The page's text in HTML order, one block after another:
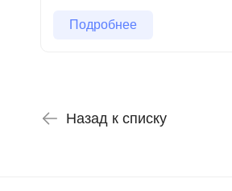
Подробнее
Назад к списку